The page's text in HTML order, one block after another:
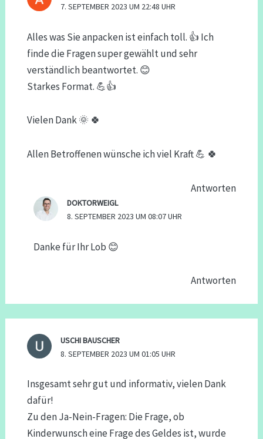
7. SEPTEMBER 2023 UM 22:48 UHR
Alles was Sie anpacken ist einfach toll. 👍 Ich
finde die Fragen super gewählt und sehr
verständlich beantwortet. 😊
Starkes Format. 💪👍
Vielen Dank 🌞 🍀
Allen Betroffenen wünsche ich viel Kraft 💪 🍀
Antworten
DOKTORWEIGL
8. SEPTEMBER 2023 UM 08:07 UHR
Danke für Ihr Lob 😊
Antworten
USCHI BAUSCHER
8. SEPTEMBER 2023 UM 01:05 UHR
Insgesamt sehr gut und informativ, vielen Dank
dafür!
Zu den Ja-Nein-Fragen: Die Frage, ob
Kinderwunsch eine Frage des Geldes ist, wurde